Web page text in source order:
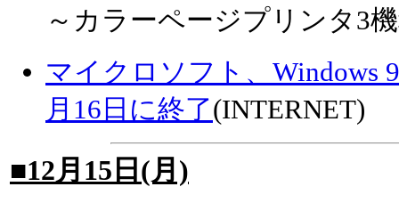
～カラーページプリンタ3
マイクロソフト、Windows
月16日に終了(INTERNET)
■12月15日(月)